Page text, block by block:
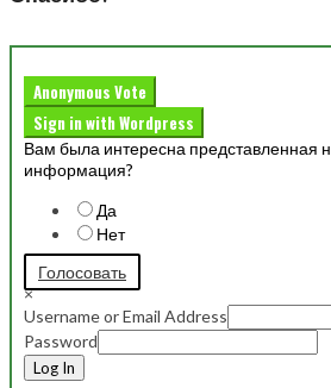
Anonymous Vote
Sign in with Wordpress
Вам была интересна представленная
информация?
Да
Нет
Голосовать
×
Username or Email Address
Password
Log In